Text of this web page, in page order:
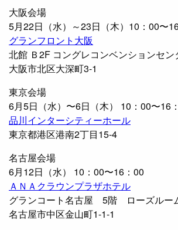
大阪会場
5月22日（水）～23日（木）10：00〜
グランフロント大阪
北館 Ｂ2F コングレコンベンションセン
大阪市北区大深町3-1
東京会場
6月5日（水）〜6日（木） 10：00〜16
品川インターシティーホール
東京都港区港南2丁目15-4
名古屋会場
6月12日（水） 10：00〜16：00
ＡＮＡクラウンプラザホテル
グランコート名古屋 5階 ローズルー
名古屋市中区金山町1-1-1